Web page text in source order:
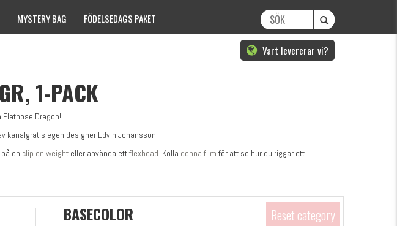
MYSTERY BAG FÖDELSEDAGS PAKET
Vart levererar vi?
1-PACK
Dragon!
kanalgratis egen designer Edvin Johansson.
en clip on weight eller använda ettflexhead. Kolla denna filmför att se hur du riggar ett
BASECOLOR Reset category